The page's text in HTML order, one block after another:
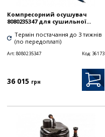
Компресорний осушувач
8080235347 для сушильної...
Термін постачання до 3 тижнів
(по передоплаті)
Art:8080235347 Код: 36173
36 015 грн